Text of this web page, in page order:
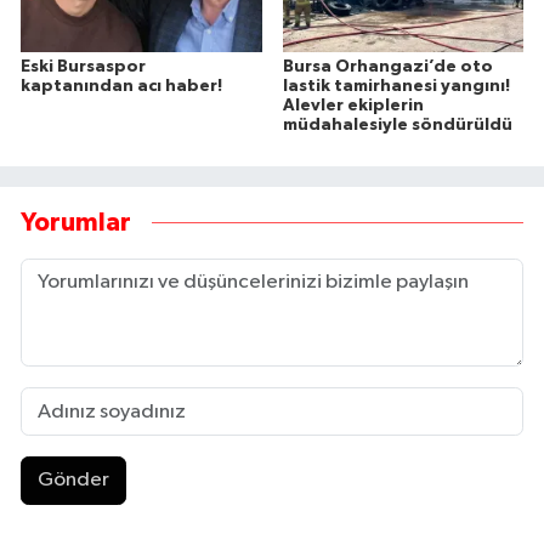
Eski Bursaspor
kaptanından acı haber!
Bursa Orhangazi’de oto
lastik tamirhanesi yangını!
Alevler ekiplerin
müdahalesiyle söndürüldü
Yorumlar
Gönder